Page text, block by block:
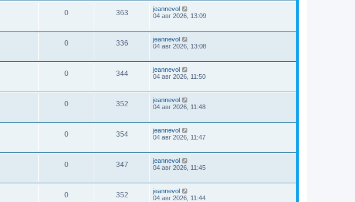
0 363
jeannevol
04 авг 2026, 13:09
0 336
jeannevol
04 авг 2026, 13:08
0 344
jeannevol
04 авг 2026, 11:50
0 352
jeannevol
04 авг 2026, 11:48
0 354
jeannevol
04 авг 2026, 11:47
0 347
jeannevol
04 авг 2026, 11:45
0 352
jeannevol
04 авг 2026, 11:44